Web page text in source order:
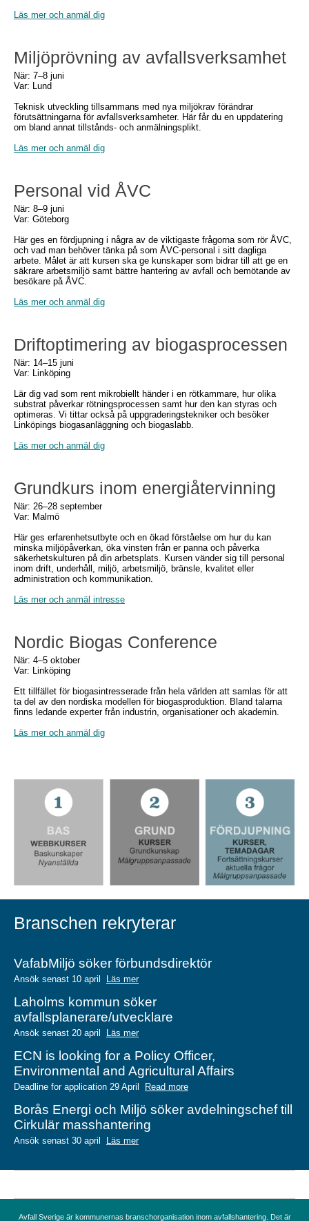
Läs mer och anmäl dig
Miljöprövning av avfallsverksamhet
När: 7–8 juni
Var: Lund
Teknisk utveckling tillsammans med nya miljökrav förändrar
förutsättningarna för avfallsverksamheter. Här får du en uppdatering
om bland annat tillstånds- och anmälningsplikt.
Läs mer och anmäl dig
Personal vid ÅVC
När: 8–9 juni
Var: Göteborg
Här ges en fördjupning i några av de viktigaste frågorna som rör ÅVC,
och vad man behöver tänka på som ÅVC-personal i sitt dagliga
arbete. Målet är att kursen ska ge kunskaper som bidrar till att ge en
säkrare arbetsmiljö samt bättre hantering av avfall och bemötande av
besökare på ÅVC.
Läs mer och anmäl dig
Driftoptimering av biogasprocessen
När: 14–15 juni
Var: Linköping
Lär dig vad som rent mikrobiellt händer i en rötkammare, hur olika
substrat påverkar rötningsprocessen samt hur den kan styras och
optimeras. Vi tittar också på uppgraderingstekniker och besöker
Linköpings biogasanläggning och biogaslabb.
Läs mer och anmäl dig
Grundkurs inom energiåtervinning
När: 26–28 september
Var: Malmö
Här ges erfarenhetsutbyte och en ökad förståelse om hur du kan
minska miljöpåverkan, öka vinsten från er panna och påverka
säkerhetskulturen på din arbetsplats. Kursen vänder sig till personal
inom drift, underhåll, miljö, arbetsmiljö, bränsle, kvalitet eller
administration och kommunikation.
Läs mer och anmäl intresse
Nordic Biogas Conference
När: 4–5 oktober
Var: Linköping
Ett tillfället för biogasintresserade från hela världen att samlas för att
ta del av den nordiska modellen för biogasproduktion. Bland talarna
finns ledande experter från industrin, organisationer och akademin.
Läs mer och anmäl dig
Branschen rekryterar
VafabMiljö söker förbundsdirektör
Ansök senast 10 april Läs mer
Laholms kommun söker
avfallsplanerare/utvecklare
Ansök senast 20 april Läs mer
ECN is looking for a Policy Officer,
Environmental and Agricultural Affairs
Deadline for application 29 April Read more
Borås Energi och Miljö söker avdelningschef till
Cirkulär masshantering
Ansök senast 30 april Läs mer
Avfall Sverige är kommunernas branschorganisation inom avfallshantering. Det är